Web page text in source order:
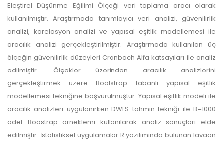
Eleştirel Düşünme Eğilimi Ölçeği veri toplama aracı olarak
kullanılmıştır. Araştırmada tanımlayıcı veri analizi, güvenilirlik
analizi, korelasyon analizi ve yapısal eşitlik modellemesi ile
aracılık analizi gerçekleştirilmiştir. Araştırmada kullanılan üç
ölçeğin güvenilirlik düzeyleri Cronbach Alfa katsayıları ile analiz
edilmiştir. Ölçekler üzerinden aracılık analizlerini
gerçekleştirmek üzere Bootstrap tabanlı yapısal eşitlik
modellemesi tekniğine başvurulmuştur. Yapısal eşitlik modeli ile
aracılık analizleri uygulanırken DWLS tahmin tekniği ile B=1000
adet Boostrap örneklemi kullanılarak analiz sonuçları elde
edilmiştir. İstatistiksel uygulamalar R yazılımında bulunan lavaan